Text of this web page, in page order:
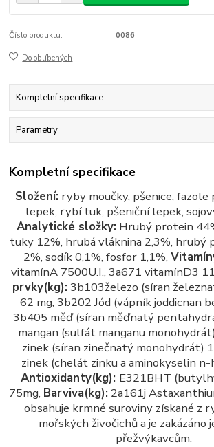
Číslo produktu: 0086
Do oblíbených
Kompletní specifikace
Parametry
Kompletní specifikace
Složení: ryby moučky, pšenice,
lepek, rybí tuk, pšeniční lepek,
Analytické složky: Hrubý protein
tuky 12%, hrubá vláknina 2,3%, hrubý
2%, sodík 0,1%, fosfor 1,1%,
vitamínA 7500U.I., 3a671 vitamínD3
prvky(kg): 3b103železo (síran
62 mg, 3b202 Jód (vápník joddicnan
3b405 měď (síran měďnatý
mangan (sulfát manganu
zinek (síran zinečnatý monohydrát)
zinek (chelát zinku a aminokyselin
Antioxidanty(kg): E321BHT
75mg, Barviva(kg): 2a161j
obsahuje krmné suroviny získané z
mořských živočichů a je zakázáno
přežvýkavcům.